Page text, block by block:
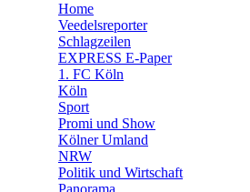
Home
Veedelsreporter
Schlagzeilen
EXPRESS E-Paper
1. FC Köln
Köln
Sport
Promi und Show
Kölner Umland
NRW
Politik und Wirtschaft
Panorama